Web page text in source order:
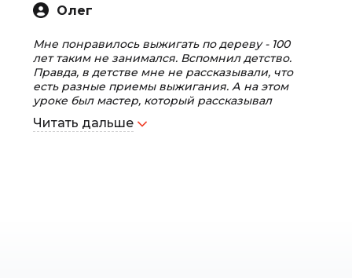
Олег
Мне понравилось выжигать по дереву - 100
лет таким не занимался. Вспомнил детство.
Правда, в детстве мне не рассказывали, что
есть разные приемы выжигания. А на этом
уроке был мастер, который рассказывал
много интересного и полезного.
Читать дальше